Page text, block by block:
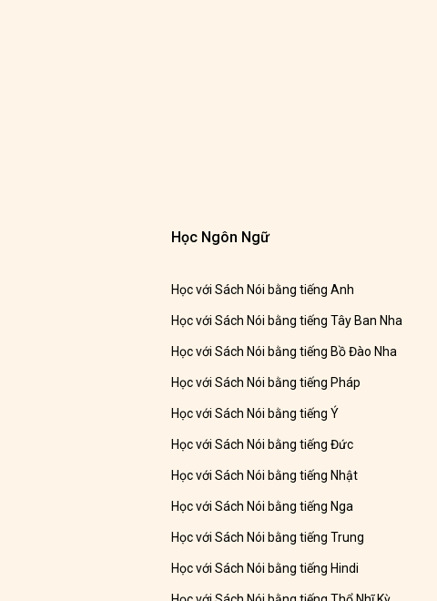
Học Ngôn Ngữ
Học với Sách Nói bằng tiếng Anh
Học với Sách Nói bằng tiếng Tây Ban Nha
Học với Sách Nói bằng tiếng Bồ Đào Nha
Học với Sách Nói bằng tiếng Pháp
Học với Sách Nói bằng tiếng Ý
Học với Sách Nói bằng tiếng Đức
Học với Sách Nói bằng tiếng Nhật
Học với Sách Nói bằng tiếng Nga
Học với Sách Nói bằng tiếng Trung
Học với Sách Nói bằng tiếng Hindi